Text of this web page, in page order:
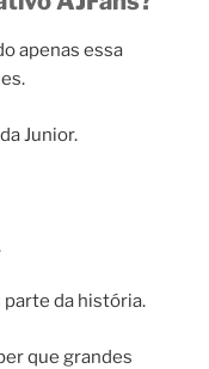
apenas essa
Junior.
parte da história.
que grandes